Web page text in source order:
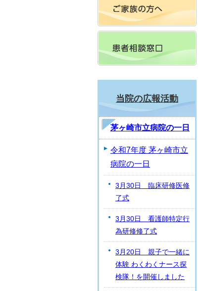
当院の広報活動
茅ヶ崎市立病院の一日
令和7年度 茅ヶ崎市立
病院の一日
3月30日 臨床研修医修
了式
3月30日 看護師特定行
為研修修了式
3月20日 親子で一緒に
体験 わくわくナース探
検隊！を開催しました